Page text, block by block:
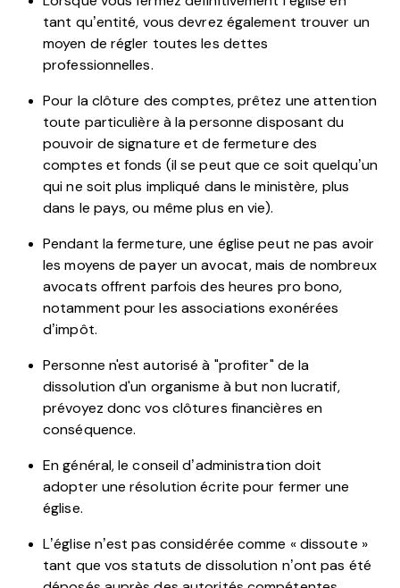
tant qu’entité, vous devrez également trouver un
moyen de régler toutes les dettes
professionnelles.
Pour la clôture des comptes, prêtez une attention
toute particulière à la personne disposant du
pouvoir de signature et de fermeture des
comptes et fonds (il se peut que ce soit quelqu’un
qui ne soit plus impliqué dans le ministère, plus
dans le pays, ou même plus en vie).
Pendant la fermeture, une église peut ne pas avoir
les moyens de payer un avocat, mais de nombreux
avocats offrent parfois des heures pro bono,
notamment pour les associations exonérées
d’impôt.
Personne n'est autorisé à "profiter" de la
dissolution d'un organisme à but non lucratif,
prévoyez donc vos clôtures financières en
conséquence.
En général, le conseil d’administration doit
adopter une résolution écrite pour fermer une
église.
L’église n’est pas considérée comme « dissoute »
tant que vos statuts de dissolution n’ont pas été